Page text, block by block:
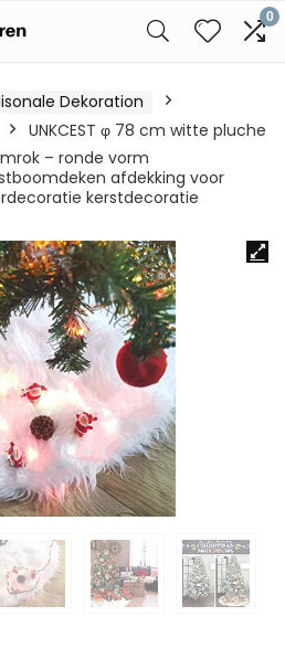
0
Dekoration
UNKCEST φ 78 cm witte pluche
– ronde vorm
afdekking voor
kerstdecoratie